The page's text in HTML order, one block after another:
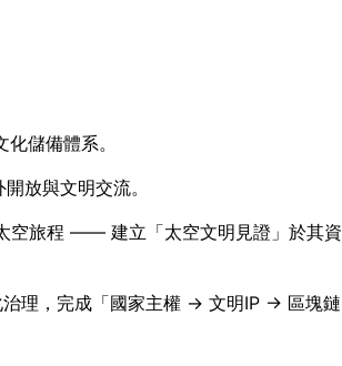
儲備體系。
放與文明交流。
空旅程 —— 建立「太空文明見證」於其資
理，完成「國家主權 → 文明IP → 區塊鏈